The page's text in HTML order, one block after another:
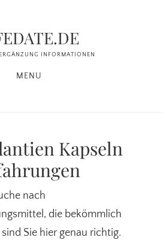
INFORMATIONEN
MENU
Kapseln
nach
die bekömmlich
Sie hier genau richtig.